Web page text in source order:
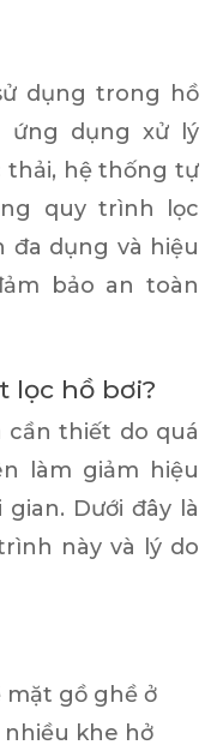
dụng trong hồ
ứng dụng xử lý
thải, hệ thống tự
quy trình lọc
dụng và hiệu
bảo an toàn
lọc hồ bơi?
cần thiết do quá
làm giảm hiệu
Dưới đây là
này và lý do
mặt gồ ghề ở
nhiều khe hở